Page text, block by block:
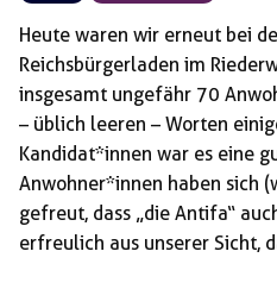
Heute waren wir erneut bei
Reichsbürgerladen im
insgesamt ungefähr 70
– üblich leeren – Worten
Kandidat*innen war es eine
Anwohner*innen haben sich
gefreut, dass „die Antifa“
erfreulich aus unserer Sicht,